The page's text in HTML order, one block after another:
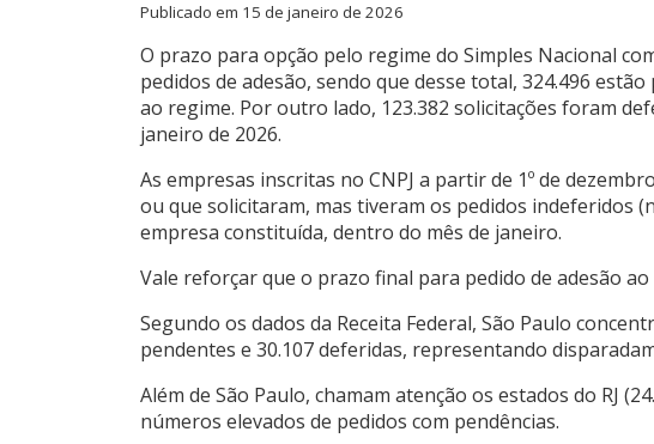
Publicado em 15 de janeiro de 2026
O prazo para opção pelo regime do Simples Nacional
pedidos de adesão, sendo que desse total, 324.496
ao regime. Por outro lado, 123.382 solicitações foram
janeiro de 2026.
As empresas inscritas no CNPJ a partir de 1º de
ou que solicitaram, mas tiveram os pedidos indeferidos
empresa constituída, dentro do mês de janeiro.
Vale reforçar que o prazo final para pedido de adesão
Segundo os dados da Receita Federal, São Paulo
pendentes e 30.107 deferidas, representando
Além de São Paulo, chamam atenção os estados do RJ
números elevados de pedidos com pendências.